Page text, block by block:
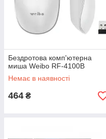
Бездротова комп'ютерна
миша Weibo RF-4100B
Немає в наявності
464 ₴